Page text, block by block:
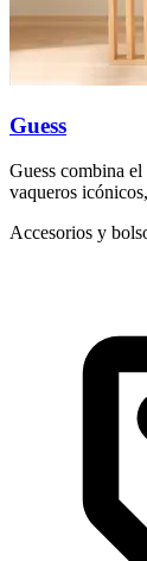
Guess
Guess combina
vaqueros
Accesorios y